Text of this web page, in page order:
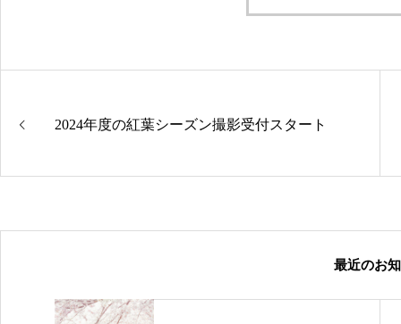
2024年度の紅葉シーズン撮影受付スタート
最近のお